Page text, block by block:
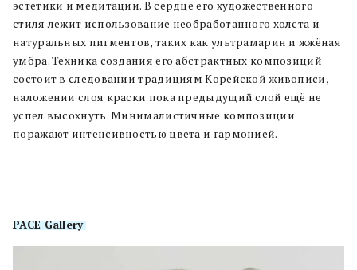
эстетики и медитации. В сердце его художественного
стиля лежит использование необработанного холста и
натуральных пигментов, таких как ультрамарин и жжёная
умбра. Техника создания его абстрактных композиций
состоит в следовании традициям Корейской живописи,
наложении слоя краски пока предыдущий слой ещё не
успел высохнуть. Минималистичные композиции
поражают интенсивностью цвета и гармонией.
PACE Gallery